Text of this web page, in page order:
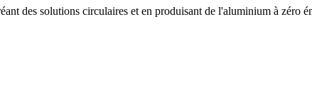
des solutions circulaires et en produisant de l'aluminium à zéro